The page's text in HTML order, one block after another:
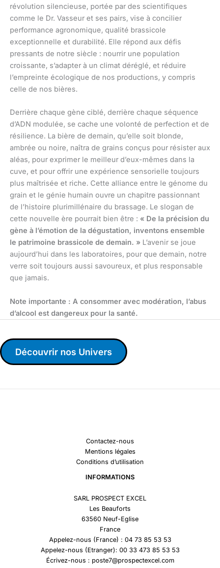
révolution silencieuse, portée par des scientifiques
comme le Dr. Vasseur et ses pairs, vise à concilier
performance agronomique, qualité brassicole
exceptionnelle et durabilité. Elle répond aux défis
pressants de notre siècle : nourrir une population
croissante, s’adapter à un climat déréglé, et réduire
l’empreinte écologique de nos productions, y compris
celle de nos bières.
Derrière chaque gène ciblé, derrière chaque séquence
d’ADN modulée, se cache une volonté de perfection et de
résilience. La bière de demain, qu’elle soit blonde,
ambrée ou noire, naîtra de grains conçus pour résister aux
aléas, pour exprimer le meilleur d’eux-mêmes dans la
cuve, et pour offrir une expérience sensorielle toujours
plus maîtrisée et riche. Cette alliance entre le génome du
grain et le génie humain ouvre un chapitre passionnant
de l’histoire plurimillénaire du brassage. Le slogan de
cette nouvelle ère pourrait bien être : « De la précision du
gène à l’émotion de la dégustation, inventons ensemble
le patrimoine brassicole de demain. » L’avenir se joue
aujourd’hui dans les laboratoires, pour que demain, notre
verre soit toujours aussi savoureux, et plus responsable
que jamais.
Note importante : A consommer avec modération, l’abus
d’alcool est dangereux pour la santé.
Découvrir nos Univers
Contactez-nous
Mentions légales
Conditions d’utilisation
INFORMATIONS
SARL PROSPECT EXCEL
Les Beauforts
63560 Neuf-Eglise
France
Appelez-nous (France) : 04 73 85 53 53
Appelez-nous (Etranger): 00 33 473 85 53 53
Écrivez-nous : poste7@prospectexcel.com